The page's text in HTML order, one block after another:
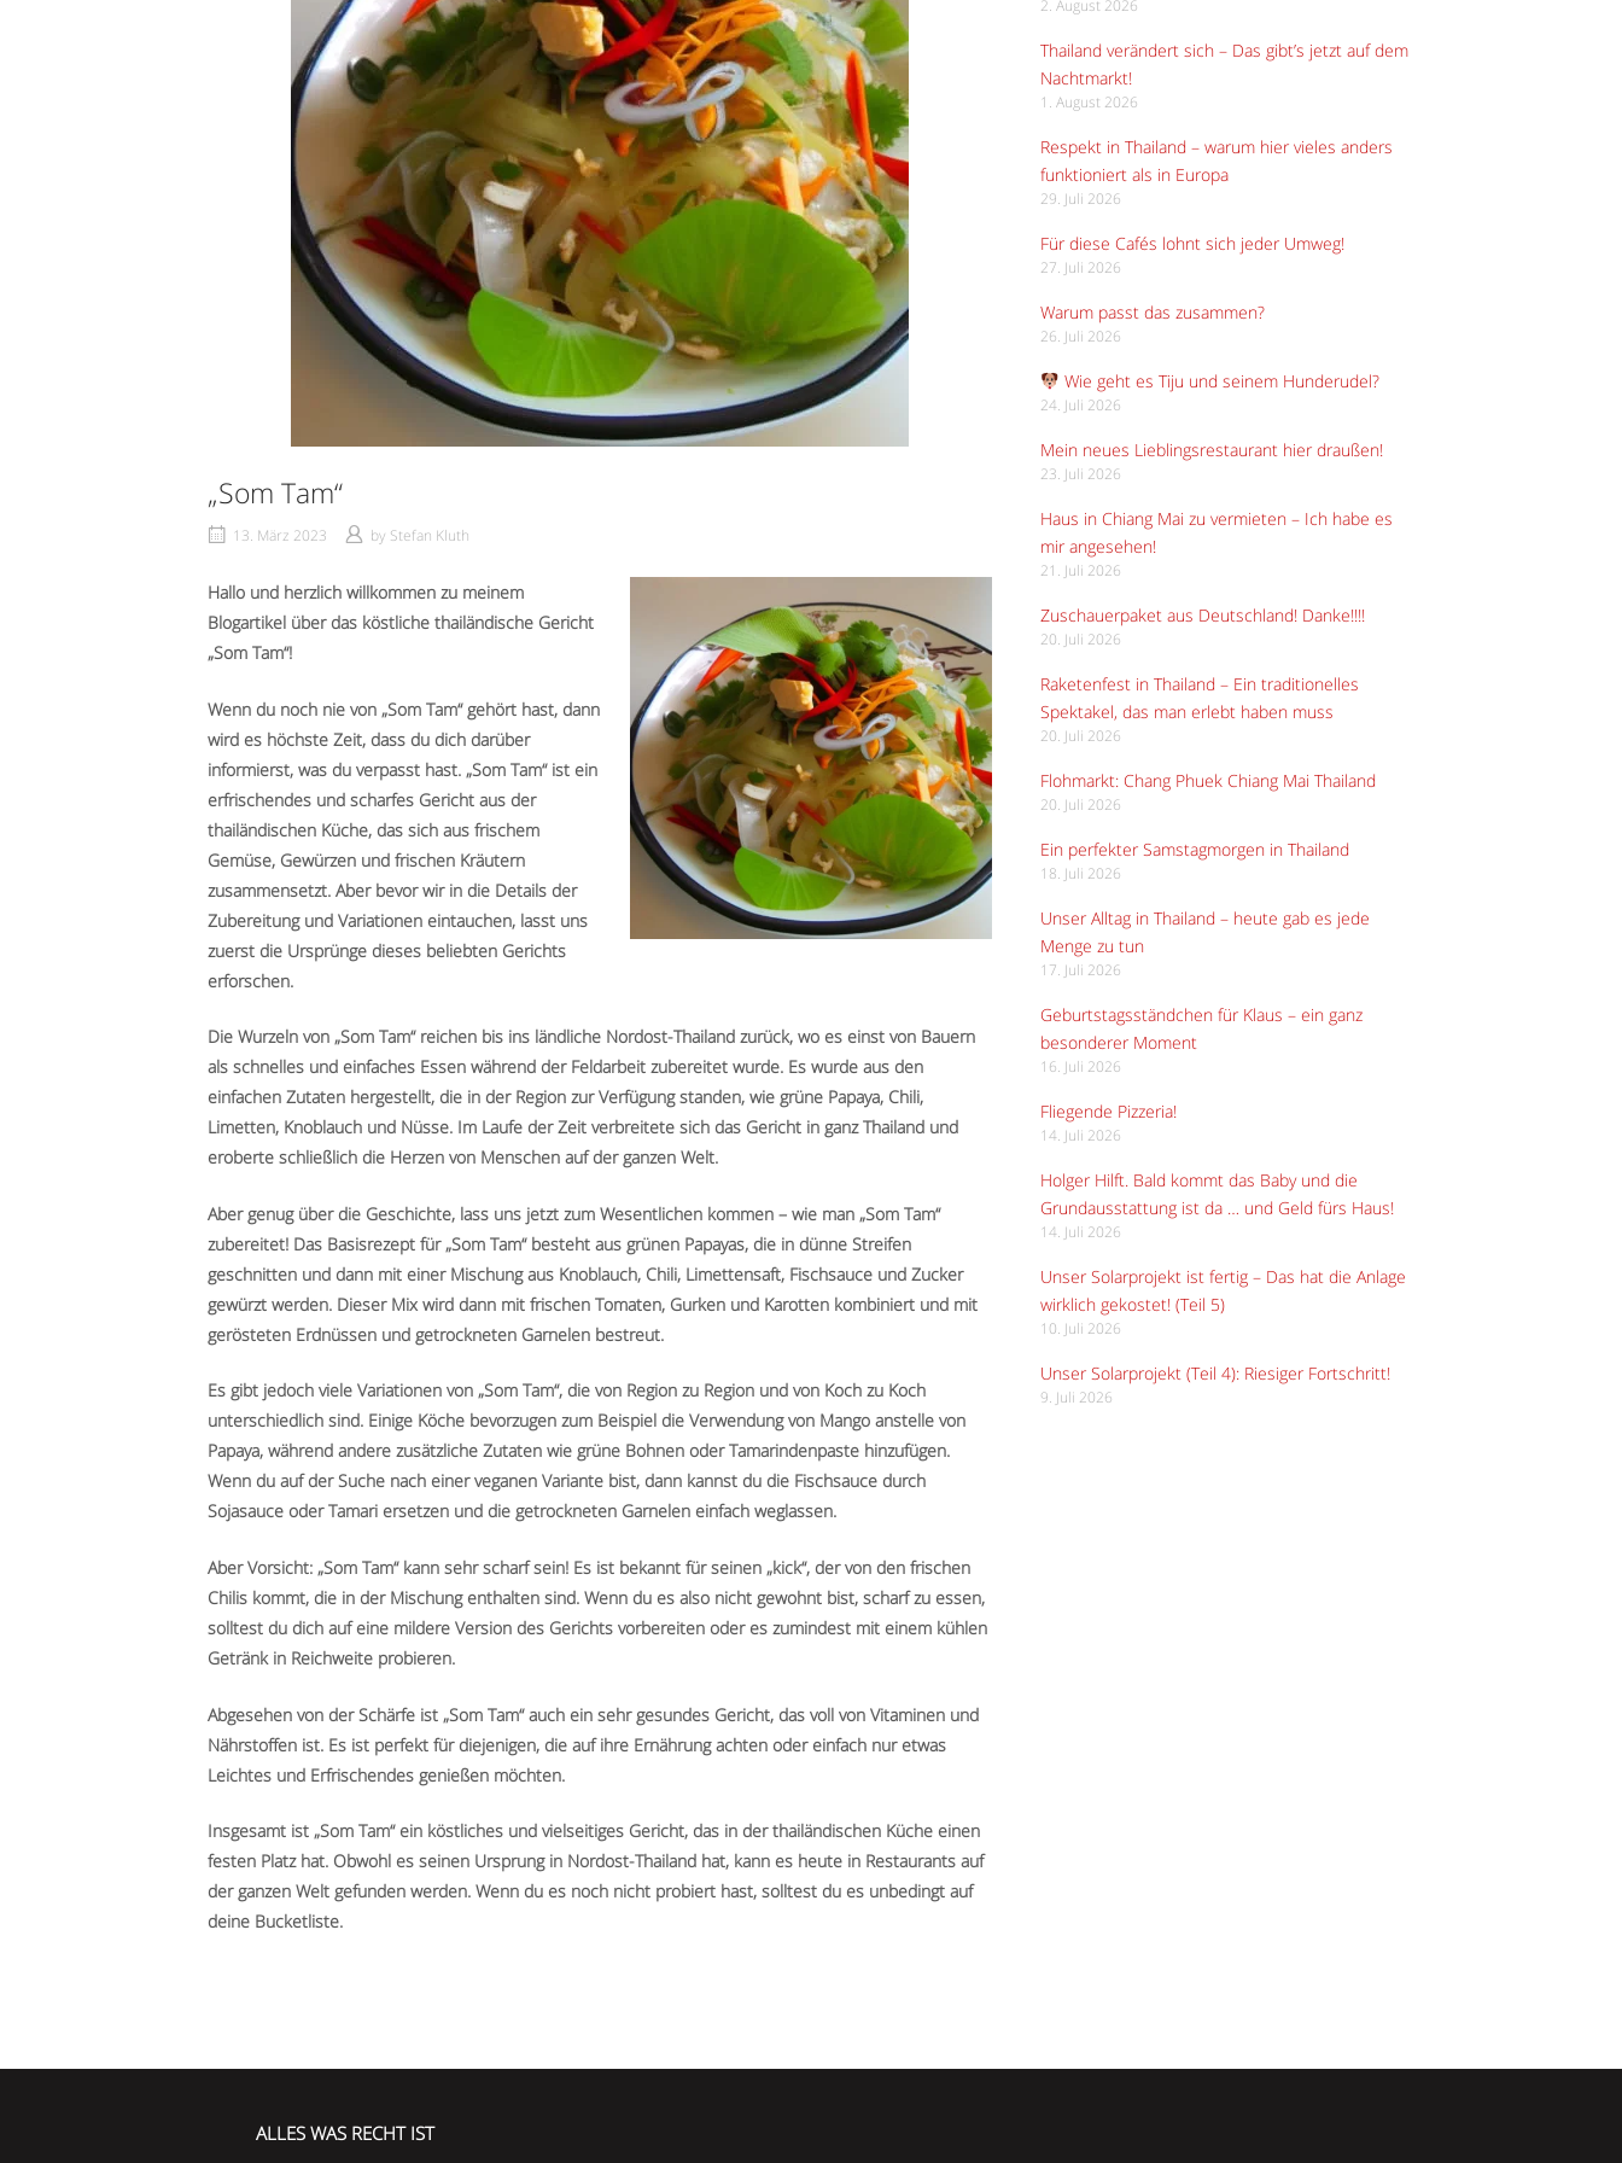
„Som Tam“
13. März 2023 by Stefan Kluth
Hallo und herzlich willkommen zu meinem
Blogartikel über das köstliche thailändische Gericht
„Som Tam“!
Wenn du noch nie von „Som Tam“ gehört hast, dann
wird es höchste Zeit, dass du dich darüber
informierst, was du verpasst hast. „Som Tam“ ist ein
erfrischendes und scharfes Gericht aus der
thailändischen Küche, das sich aus frischem
Gemüse, Gewürzen und frischen Kräutern
zusammensetzt. Aber bevor wir in die Details der
Zubereitung und Variationen eintauchen, lasst uns
zuerst die Ursprünge dieses beliebten Gerichts
erforschen.
Die Wurzeln von „Som Tam“ reichen bis ins ländliche Nordost-Thailand zurück, wo es einst von Bauern
als schnelles und einfaches Essen während der Feldarbeit zubereitet wurde. Es wurde aus den
einfachen Zutaten hergestellt, die in der Region zur Verfügung standen, wie grüne Papaya, Chili,
Limetten, Knoblauch und Nüsse. Im Laufe der Zeit verbreitete sich das Gericht in ganz Thailand und
eroberte schließlich die Herzen von Menschen auf der ganzen Welt.
Aber genug über die Geschichte, lass uns jetzt zum Wesentlichen kommen – wie man „Som Tam“
zubereitet! Das Basisrezept für „Som Tam“ besteht aus grünen Papayas, die in dünne Streifen
geschnitten und dann mit einer Mischung aus Knoblauch, Chili, Limettensaft, Fischsauce und Zucker
gewürzt werden. Dieser Mix wird dann mit frischen Tomaten, Gurken und Karotten kombiniert und mit
gerösteten Erdnüssen und getrockneten Garnelen bestreut.
Es gibt jedoch viele Variationen von „Som Tam“, die von Region zu Region und von Koch zu Koch
unterschiedlich sind. Einige Köche bevorzugen zum Beispiel die Verwendung von Mango anstelle von
Papaya, während andere zusätzliche Zutaten wie grüne Bohnen oder Tamarindenpaste hinzufügen.
Wenn du auf der Suche nach einer veganen Variante bist, dann kannst du die Fischsauce durch
Sojasauce oder Tamari ersetzen und die getrockneten Garnelen einfach weglassen.
Aber Vorsicht: „Som Tam“ kann sehr scharf sein! Es ist bekannt für seinen „kick“, der von den frischen
Chilis kommt, die in der Mischung enthalten sind. Wenn du es also nicht gewohnt bist, scharf zu essen,
solltest du dich auf eine mildere Version des Gerichts vorbereiten oder es zumindest mit einem kühlen
Getränk in Reichweite probieren.
Abgesehen von der Schärfe ist „Som Tam“ auch ein sehr gesundes Gericht, das voll von Vitaminen und
Nährstoffen ist. Es ist perfekt für diejenigen, die auf ihre Ernährung achten oder einfach nur etwas
Leichtes und Erfrischendes genießen möchten.
Insgesamt ist „Som Tam“ ein köstliches und vielseitiges Gericht, das in der thailändischen Küche einen
festen Platz hat. Obwohl es seinen Ursprung in Nordost-Thailand hat, kann es heute in Restaurants auf
der ganzen Welt gefunden werden. Wenn du es noch nicht probiert hast, solltest du es unbedingt auf
deine Bucketliste.
2. August 2026
Thailand verändert sich – Das gibt’s jetzt auf dem
Nachtmarkt!
1. August 2026
Respekt in Thailand – warum hier vieles anders
funktioniert als in Europa
29. Juli 2026
Für diese Cafés lohnt sich jeder Umweg!
27. Juli 2026
Warum passt das zusammen?
26. Juli 2026
Wie geht es Tiju und seinem Hunderudel?
24. Juli 2026
Mein neues Lieblingsrestaurant hier draußen!
23. Juli 2026
Haus in Chiang Mai zu vermieten – Ich habe es
mir angesehen!
21. Juli 2026
Zuschauerpaket aus Deutschland! Danke!!!!
20. Juli 2026
Raketenfest in Thailand – Ein traditionelles
Spektakel, das man erlebt haben muss
20. Juli 2026
Flohmarkt: Chang Phuek Chiang Mai Thailand
20. Juli 2026
Ein perfekter Samstagmorgen in Thailand
18. Juli 2026
Unser Alltag in Thailand – heute gab es jede
Menge zu tun
17. Juli 2026
Geburtstagsständchen für Klaus – ein ganz
besonderer Moment
16. Juli 2026
Fliegende Pizzeria!
14. Juli 2026
Holger Hilft. Bald kommt das Baby und die
Grundausstattung ist da … und Geld fürs Haus!
14. Juli 2026
Unser Solarprojekt ist fertig – Das hat die Anlage
wirklich gekostet! (Teil 5)
10. Juli 2026
Unser Solarprojekt (Teil 4): Riesiger Fortschritt!
9. Juli 2026
ALLES WAS RECHT IST